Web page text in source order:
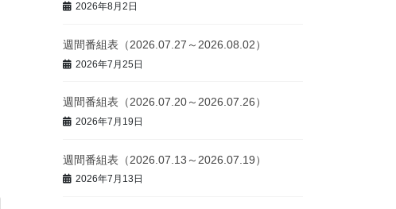
2026年8月2日
週間番組表（2026.07.27～2026.08.02）
2026年7月25日
週間番組表（2026.07.20～2026.07.26）
2026年7月19日
週間番組表（2026.07.13～2026.07.19）
2026年7月13日